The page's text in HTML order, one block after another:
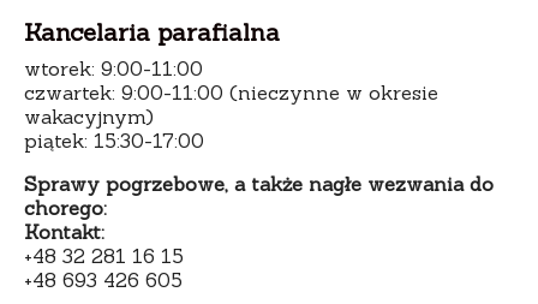
Kancelaria parafialna
wtorek: 9:00-11:00
czwartek: 9:00-11:00 (nieczynne w okresie
wakacyjnym)
piątek: 15:30-17:00
Sprawy pogrzebowe, a także nagłe wezwania do
chorego:
Kontakt:
+48 32 281 16 15
+48 693 426 605